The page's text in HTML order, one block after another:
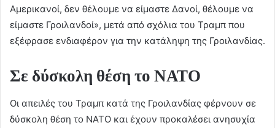
Αμερικανοί, δεν θέλουμε να είμαστε Δανοί, θέλουμε να
είμαστε Γροιλανδοί», μετά από σχόλια του Τραμπ που
εξέφρασε ενδιαφέρον για την κατάληψη της Γροιλανδίας.
Σε δύσκολη θέση το ΝΑΤΟ
Οι απειλές του Τραμπ κατά της Γροιλανδίας φέρνουν σε
δύσκολη θέση το ΝΑΤΟ και έχουν προκαλέσει ανησυχία